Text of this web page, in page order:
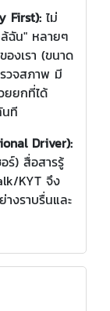
First): ไม่
ล้ฉัน" หลายๆ
องเรา (ขนาด
วจสภาพ มี
ยกที่ได้
นที
Driver):
ร์) สื่อสารรู้
KYT จึง
งราบรื่นและ